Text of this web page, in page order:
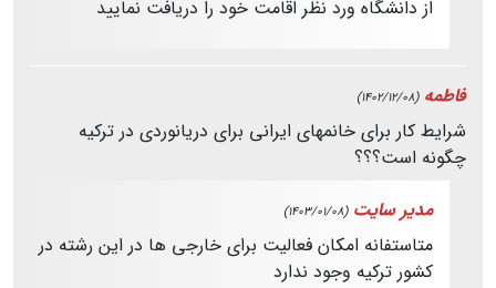
از دانشگاه ورد نظر اقامت خود را دریافت نمایید
فاطمه (1402/12/08)
شرایط کار برای خانمهای ایرانی برای دریانوردی در ترکیه
چگونه است؟؟؟
مدیر سایت (1403/01/08)
متاستفانه امکان فعالیت برای خارجی ها در این رشته در
کشور ترکیه وجود ندارد